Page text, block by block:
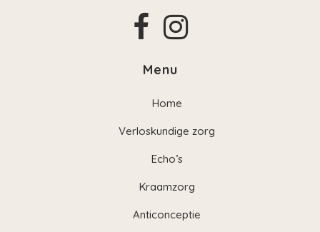
Menu
Home
Verloskundige zorg
Echo’s
Kraamzorg
Anticonceptie